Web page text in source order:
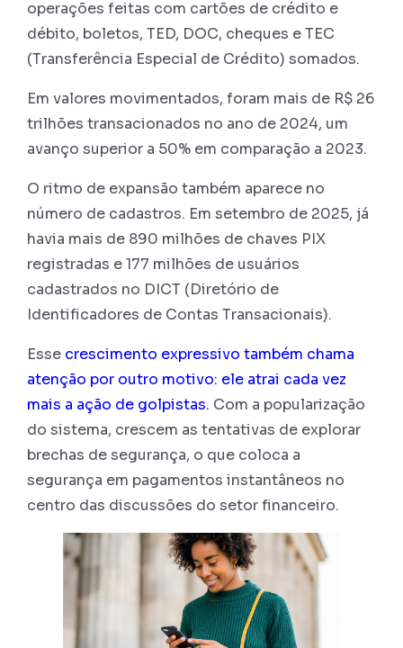
operações feitas com cartões de crédito e
débito, boletos, TED, DOC, cheques e TEC
(Transferência Especial de Crédito) somados.
Em valores movimentados, foram mais de R$ 26
trilhões transacionados no ano de 2024, um
avanço superior a 50% em comparação a 2023.
O ritmo de expansão também aparece no
número de cadastros. Em setembro de 2025, já
havia mais de 890 milhões de chaves PIX
registradas e 177 milhões de usuários
cadastrados no DICT (Diretório de
Identificadores de Contas Transacionais).
Esse crescimento expressivo também chama
atenção por outro motivo: ele atrai cada vez
mais a ação de golpistas. Com a popularização
do sistema, crescem as tentativas de explorar
brechas de segurança, o que coloca a
segurança em pagamentos instantâneos no
centro das discussões do setor financeiro.